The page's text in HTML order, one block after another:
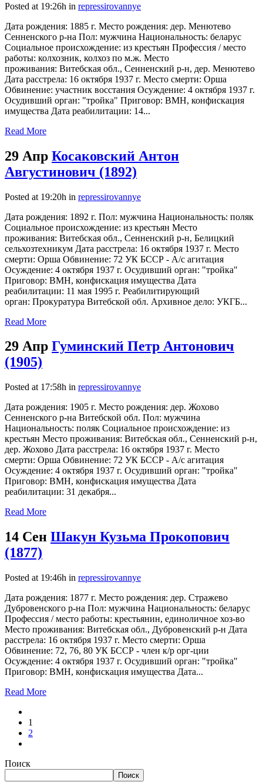
Posted at 19:26h in repressirovannye
Дата рождения: 1885 г. Место рождения: дер. Менютево
Сенненского р-на Пол: мужчина Национальность: беларус
Социальное происхождение: из крестьян Профессия / место
работы: колхозник, колхоз по м.ж. Место
проживания: Витебская обл., Сенненский р-н, дер. Менютево
Дата расстрела: 16 октября 1937 г. Место смерти: Орша
Обвинение: участник восстания Осуждение: 4 октября 1937 г.
Осудивший орган: "тройка" Приговор: ВМН, конфискация
имущества Дата реабилитации: 14...
Read More
29 Апр Косаковский Антон
Августинович (1892)
Posted at 19:20h in repressirovannye
Дата рождения: 1892 г. Пол: мужчина Национальность: поляк
Социальное происхождение: из крестьян Место
проживания: Витебская обл., Сенненский р-н, Белицкий
сельхозтехникум Дата расстрела: 16 октября 1937 г. Место
смерти: Орша Обвинение: 72 УК БССР - А/с агитация
Осуждение: 4 октября 1937 г. Осудивший орган: "тройка"
Приговор: ВМН, конфискация имущества Дата
реабилитации: 11 мая 1995 г. Реабилитирующий
орган: Прокуратура Витебской обл. Архивное дело: УКГБ...
Read More
29 Апр Гуминский Петр Антонович
(1905)
Posted at 17:58h in repressirovannye
Дата рождения: 1905 г. Место рождения: дер. Жохово
Сенненского р-на Витебской обл. Пол: мужчина
Национальность: поляк Социальное происхождение: из
крестьян Место проживания: Витебская обл., Сенненский р-н,
дер. Жохово Дата расстрела: 16 октября 1937 г. Место
смерти: Орша Обвинение: 72 УК БССР - А/с агитация
Осуждение: 4 октября 1937 г. Осудивший орган: "тройка"
Приговор: ВМН, конфискация имущества Дата
реабилитации: 31 декабря...
Read More
14 Сен Шакун Кузьма Прокопович
(1877)
Posted at 19:46h in repressirovannye
Дата рождения: 1877 г. Место рождения: дер. Стражево
Дубровенского р-на Пол: мужчина Национальность: беларус
Профессия / место работы: крестьянин, единоличное хоз-во
Место проживания: Витебская обл., Дубровенский р-н Дата
расстрела: 16 октября 1937 г. Место смерти: Орша
Обвинение: 72, 76, 80 УК БССР - член к/р орг-ции
Осуждение: 4 октября 1937 г. Осудивший орган: "тройка"
Приговор: ВМН, конфискация имущества Дата...
Read More
1
2
Поиск
Поиск